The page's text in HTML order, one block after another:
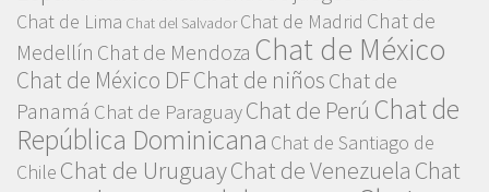
Chat de Lima Chat del Salvador Chat de Madrid Chat de
Medellín Chat de Mendoza Chat de México
Chat de México DFChat de niñosChat de
Panamá Chat de ParaguayChat de Perú Chat de
República Dominicana Chat de Santiago de
Chile Chat de UruguayChat de Venezuela Chat